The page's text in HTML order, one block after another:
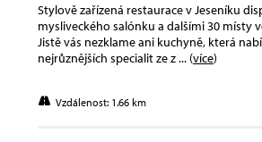
Stylově zařízená restaurace v Jeseníku
mysliveckého salónku a dalšími 30 místy
Jistě vás nezklame ani kuchyně, která
nejrůznějších specialit ze z... (více)
Vzdálenost: 1.66 km